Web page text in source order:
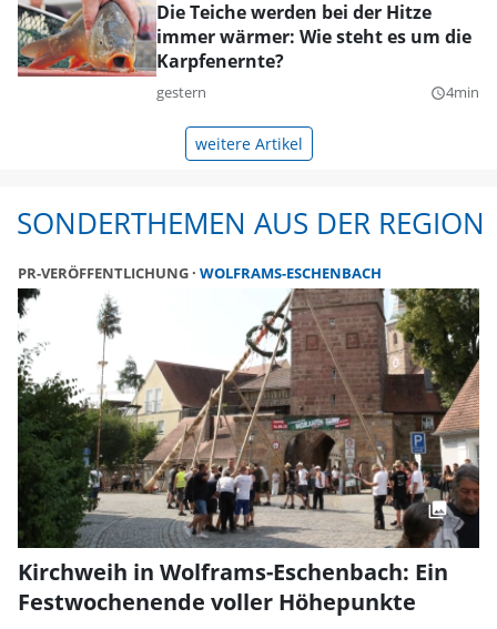
Die Teiche werden bei der Hitze
immer wärmer: Wie steht es um die
Karpfenernte?
gestern query_builder4min
weitere Artikel
SONDERTHEMEN AUS DER REGION
PR-VERÖFFENTLICHUNG WOLFRAMS-ESCHENBACH
Kirchweih in Wolframs-Eschenbach: Ein
Festwochenende voller Höhepunkte